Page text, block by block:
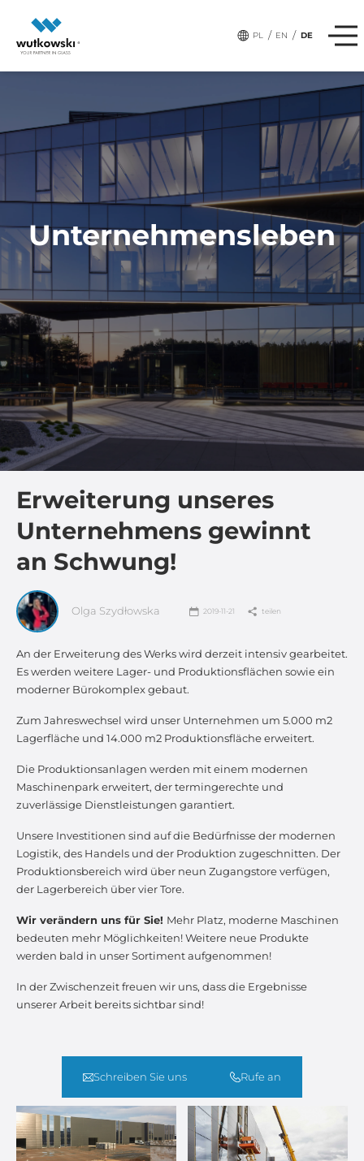
PL / EN / DE
Unternehmensleben
Erweiterung unseres
Unternehmens gewinnt
an Schwung!
Olga Szydłowska 2019-11-21 teilen
An der Erweiterung des Werks wird derzeit intensiv gearbeitet.
Es werden weitere Lager- und Produktionsflächen sowie ein
moderner Bürokomplex gebaut.
Zum Jahreswechsel wird unser Unternehmen um 5.000 m2
Lagerfläche und 14.000 m2 Produktionsfläche erweitert.
Die Produktionsanlagen werden mit einem modernen
Maschinenpark erweitert, der termingerechte und
zuverlässige Dienstleistungen garantiert.
Unsere Investitionen sind auf die Bedürfnisse der modernen
Logistik, des Handels und der Produktion zugeschnitten. Der
Produktionsbereich wird über neun Zugangstore verfügen,
der Lagerbereich über vier Tore.
Wir verändern uns für Sie! Mehr Platz, moderne Maschinen
bedeuten mehr Möglichkeiten! Weitere neue Produkte
werden bald in unser Sortiment aufgenommen!
In der Zwischenzeit freuen wir uns, dass die Ergebnisse
unserer Arbeit bereits sichtbar sind!
Schreiben Sie uns Rufe an